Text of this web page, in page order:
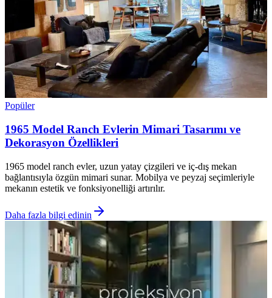
Popüler
1965 Model Ranch Evlerin Mimari Tasarımı ve
Dekorasyon Özellikleri
1965 model ranch evler, uzun yatay çizgileri ve iç-dış mekan
bağlantısıyla özgün mimari sunar. Mobilya ve peyzaj seçimleriyle
mekanın estetik ve fonksiyonelliği artırılır.
Daha fazla bilgi edinin